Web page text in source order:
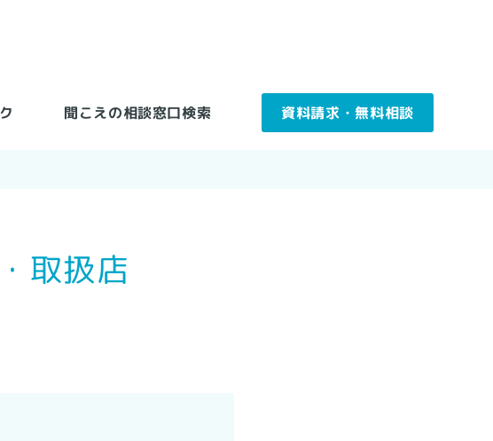
聞こえの相談窓口検索 資料請求・無料相談
取扱店